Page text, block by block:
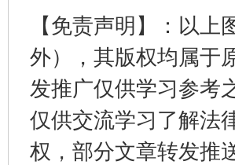
【免责声明】：以
外），其版权均属于
发推广仅供学习参考
仅供交流学习了解法
权，部分文章转发推